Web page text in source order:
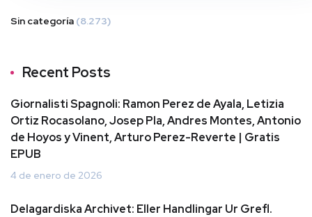
Sin categoría (8.273)
Recent Posts
Giornalisti Spagnoli: Ramon Perez de Ayala, Letizia
Ortiz Rocasolano, Josep Pla, Andres Montes, Antonio
de Hoyos y Vinent, Arturo Perez-Reverte | Gratis
EPUB
4 de enero de 2026
Delagardiska Archivet: Eller Handlingar Ur Grefl.